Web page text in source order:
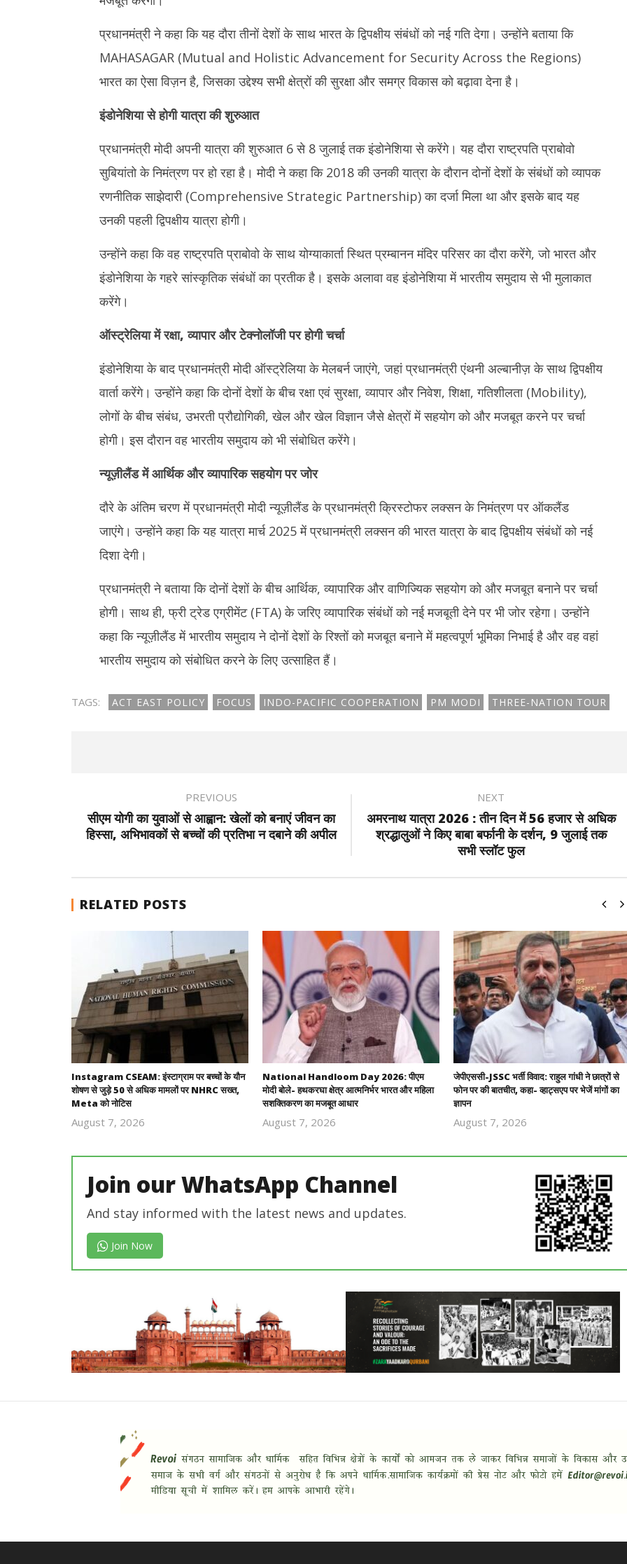
पॉलिसी और इंडो-पैसिफिक सहयोग पर रहेगा
July
6,
July
6,
July
6,
2026
प्रधानमंत्री ने कहा कि यह दौरा तीनों देशों के साथ भारत के द्विपक्षीय संबंधों को नई गति देगा। उन्होंने बताया कि
MAHASAGAR (Mutual and Holistic Advancement for Security Across the Regions)
भारत का ऐसा विज़न है, जिसका उद्देश्य सभी क्षेत्रों की सुरक्षा और समग्र विकास को बढ़ावा देना है।
इंडोनेशिया से होगी यात्रा की शुरुआत
प्रधानमंत्री मोदी अपनी यात्रा की शुरुआत 6 से 8 जुलाई तक इंडोनेशिया से करेंगे। यह दौरा राष्ट्रपति प्राबोवो
सुबियांतो के निमंत्रण पर हो रहा है। मोदी ने कहा कि 2018 की उनकी यात्रा के दौरान दोनों देशों के संबंधों को व्यापक
रणनीतिक साझेदारी (Comprehensive Strategic Partnership) का दर्जा मिला था और इसके बाद यह
उनकी पहली द्विपक्षीय यात्रा होगी।
उन्होंने कहा कि वह राष्ट्रपति प्राबोवो के साथ योग्याकार्ता स्थित प्रम्बानन मंदिर परिसर का दौरा करेंगे, जो भारत और
इंडोनेशिया के गहरे सांस्कृतिक संबंधों का प्रतीक है। इसके अलावा वह इंडोनेशिया में भारतीय समुदाय से भी मुलाकात
करेंगे।
ऑस्ट्रेलिया में रक्षा, व्यापार और टेक्नोलॉजी पर होगी चर्चा
इंडोनेशिया के बाद प्रधानमंत्री मोदी ऑस्ट्रेलिया के मेलबर्न जाएंगे, जहां प्रधानमंत्री एंथनी अल्बानीज़ के साथ द्विपक्षीय
वार्ता करेंगे। उन्होंने कहा कि दोनों देशों के बीच रक्षा एवं सुरक्षा, व्यापार और निवेश, शिक्षा, गतिशीलता (Mobility),
लोगों के बीच संबंध, उभरती प्रौद्योगिकी, खेल और खेल विज्ञान जैसे क्षेत्रों में सहयोग को और मजबूत करने पर चर्चा
होगी। इस दौरान वह भारतीय समुदाय को भी संबोधित करेंगे।
न्यूज़ीलैंड में आर्थिक और व्यापारिक सहयोग पर जोर
दौरे के अंतिम चरण में प्रधानमंत्री मोदी न्यूज़ीलैंड के प्रधानमंत्री क्रिस्टोफर लक्सन के निमंत्रण पर ऑकलैंड
जाएंगे। उन्होंने कहा कि यह यात्रा मार्च 2025 में प्रधानमंत्री लक्सन की भारत यात्रा के बाद द्विपक्षीय संबंधों को नई
दिशा देगी।
प्रधानमंत्री ने बताया कि दोनों देशों के बीच आर्थिक, व्यापारिक और वाणिज्यिक सहयोग को और मजबूत बनाने पर चर्चा
होगी। साथ ही, फ्री ट्रेड एग्रीमेंट (FTA) के जरिए व्यापारिक संबंधों को नई मजबूती देने पर भी जोर रहेगा। उन्होंने
कहा कि न्यूज़ीलैंड में भारतीय समुदाय ने दोनों देशों के रिश्तों को मजबूत बनाने में महत्वपूर्ण भूमिका निभाई है और वह वहां
भारतीय समुदाय को संबोधित करने के लिए उत्साहित हैं।
TAGS: ACT EAST POLICY FOCUS INDO-PACIFIC COOPERATION PM MODI THREE-NATION TOUR
PREVIOUS
सीएम योगी का युवाओं से आह्वान: खेलों को बनाएं जीवन का
हिस्सा, अभिभावकों से बच्चों की प्रतिभा न दबाने की अपील
NEXT
अमरनाथ यात्रा 2026 : तीन दिन में 56 हजार से अधिक
श्रद्धालुओं ने किए बाबा बर्फानी के दर्शन, 9 जुलाई तक
सभी स्लॉट फुल
RELATED POSTS
Instagram CSEAM: इंस्टाग्राम पर बच्चों के यौन
शोषण से जुड़े 50 से अधिक मामलों पर NHRC सख्त,
Meta को नोटिस
August 7, 2026
National Handloom Day 2026: पीएम
मोदी बोले- हथकरघा क्षेत्र आत्मनिर्भर भारत और महिला
सशक्तिकरण का मजबूत आधार
August 7, 2026
जेपीएससी-JSSC भर्ती विवाद: राहुल गांधी ने छात्रों से
फोन पर की बातचीत, कहा- व्हाट्सएप पर भेजें मांगों का
ज्ञापन
August 7, 2026
Join our WhatsApp Channel
And stay informed with the latest news and updates.
Join Now